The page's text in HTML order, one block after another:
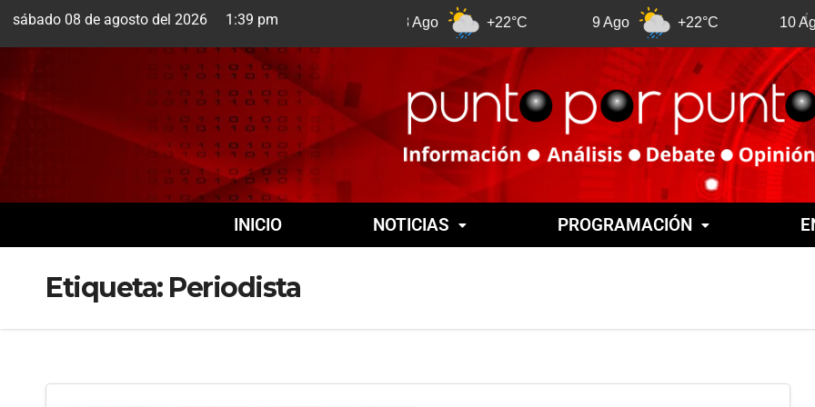
sábado 08 de agosto del 2026 1:39 pm
Cuernavaca +22°C +22°C
INICIO NOTICIAS PROGRAMACIÓN
Etiqueta: Periodista